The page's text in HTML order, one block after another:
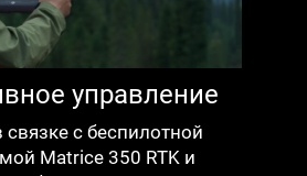
управление
связке с беспилотной
Matrice 350 RTK и